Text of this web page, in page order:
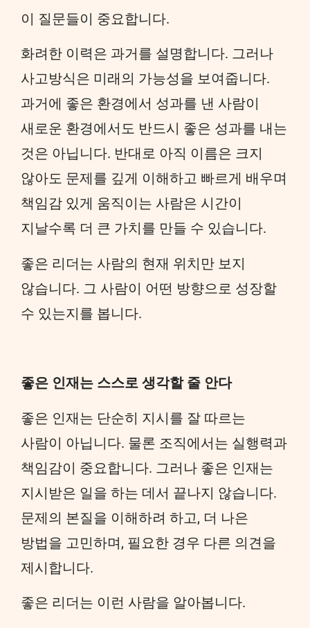
이 질문들이 중요합니다.
화려한 이력은 과거를 설명합니다. 그러나
사고방식은 미래의 가능성을 보여줍니다.
과거에 좋은 환경에서 성과를 낸 사람이
새로운 환경에서도 반드시 좋은 성과를 내는
것은 아닙니다. 반대로 아직 이름은 크지
않아도 문제를 깊게 이해하고 빠르게 배우며
책임감 있게 움직이는 사람은 시간이
지날수록 더 큰 가치를 만들 수 있습니다.
좋은 리더는 사람의 현재 위치만 보지
않습니다. 그 사람이 어떤 방향으로 성장할
수 있는지를 봅니다.
좋은 인재는 스스로 생각할 줄 안다
좋은 인재는 단순히 지시를 잘 따르는
사람이 아닙니다. 물론 조직에서는 실행력과
책임감이 중요합니다. 그러나 좋은 인재는
지시받은 일을 하는 데서 끝나지 않습니다.
문제의 본질을 이해하려 하고, 더 나은
방법을 고민하며, 필요한 경우 다른 의견을
제시합니다.
좋은 리더는 이런 사람을 알아봅니다.